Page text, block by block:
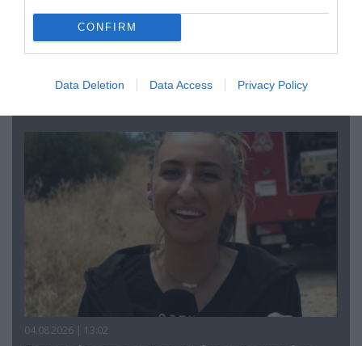
CONFIRM
Data Deletion Data Access Privacy Policy
04.08.2026 | 15:02
Αυτή την ώρα το τελευταίο «αντίο» στον πρώην
04.08.2026 | 13:02